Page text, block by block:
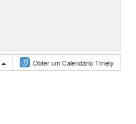
Obter um Calendário Timely